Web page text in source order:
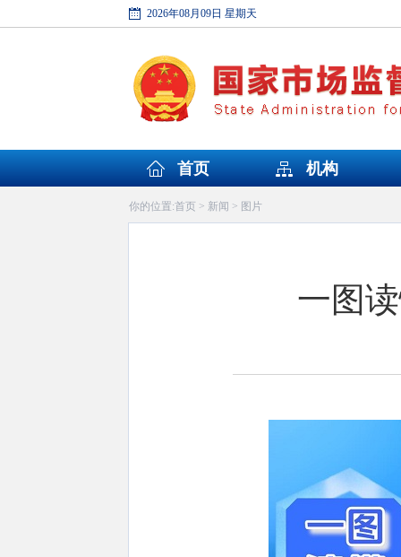
2026年08月09日 星期天
首页 机构
你的位置:首页> 新闻 > 图片
一图